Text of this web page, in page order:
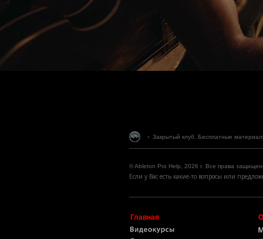
© Ableton Pro Help, 2026 г. Все права
Если у Вас есть какие-то вопросы или
› Закрытый клуб. Бесплатные
Главная